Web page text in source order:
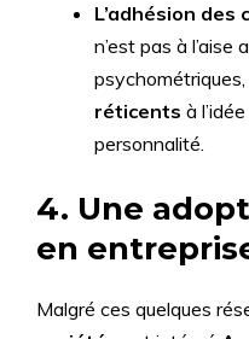
L’adhésion des
n’est pas à l’aise
réticents à
personnalité.
4. Une
en
Malgré ces quelques